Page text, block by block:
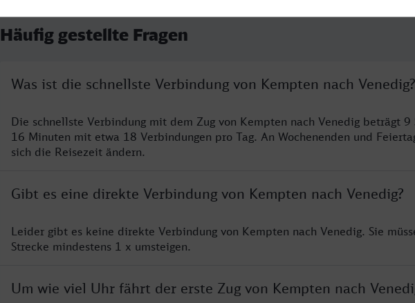
Häufig gestellte Fragen
Was ist die schnellste Verbindung von Kempten nach Venedig?
Die schnellste Verbindung mit dem Zug von Kempten nach Venedig beträgt 9
16 Minuten mit etwa 18 Verbindungen pro Tag. An Wochenenden und
sich die Reisezeit ändern.
Gibt es eine direkte Verbindung von Kempten nach Venedig?
Leider gibt es keine direkte Verbindung von Kempten nach Venedig. Sie
Strecke mindestens 1 x umsteigen.
Um wie viel Uhr fährt der erste Zug von Kempten nach